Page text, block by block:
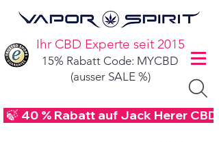
Ihr CBD Experte seit 2015
15% Rabatt Code: MYCBD
(ausser SALE %)
🍃 40 % Rabatt auf Jack Herer